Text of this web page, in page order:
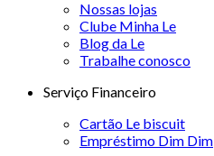
Nossas lojas
Clube Minha Le
Blog da Le
Trabalhe conosco
Serviço Financeiro
Cartão Le biscuit
Empréstimo Dim Dim